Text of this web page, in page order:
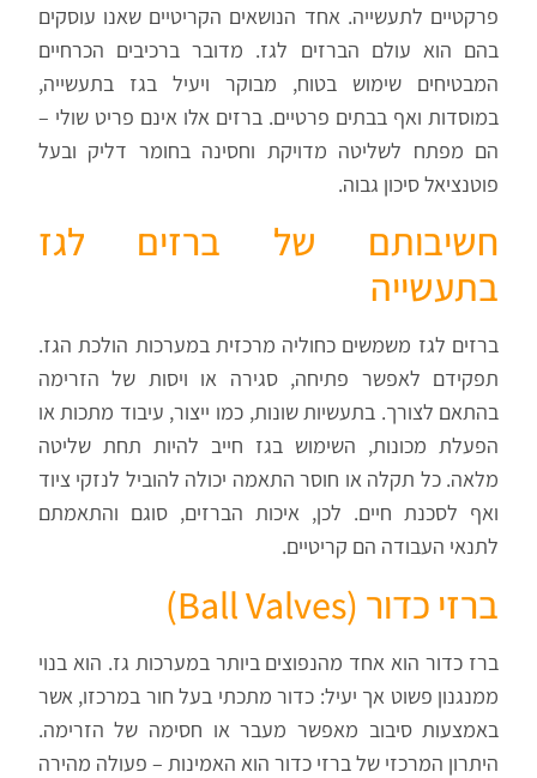
פרקטיים לתעשייה. אחד הנושאים הקריטיים שאנו עוסקים
בהם הוא עולם הברזים לגז. מדובר ברכיבים הכרחיים
המבטיחים שימוש בטוח, מבוקר ויעיל בגז בתעשייה,
במוסדות ואף בבתים פרטיים. ברזים אלו אינם פריט שולי –
הם מפתח לשליטה מדויקת וחסינה בחומר דליק ובעל
פוטנציאל סיכון גבוה.
חשיבותם של ברזים לגז
בתעשייה
ברזים לגז משמשים כחוליה מרכזית במערכות הולכת הגז.
תפקידם לאפשר פתיחה, סגירה או ויסות של הזרימה
בהתאם לצורך. בתעשיות שונות, כמו ייצור, עיבוד מתכות או
הפעלת מכונות, השימוש בגז חייב להיות תחת שליטה
מלאה. כל תקלה או חוסר התאמה יכולה להוביל לנזקי ציוד
ואף לסכנת חיים. לכן, איכות הברזים, סוגם והתאמתם
לתנאי העבודה הם קריטיים.
ברזי כדור (Ball Valves
)
ברז כדור הוא אחד מהנפוצים ביותר במערכות גז. הוא בנוי
ממנגנון פשוט אך יעיל: כדור מתכתי בעל חור במרכזו, אשר
באמצעות סיבוב מאפשר מעבר או חסימה של הזרימה.
היתרון המרכזי של ברזי כדור הוא האמינות – פעולה מהירה